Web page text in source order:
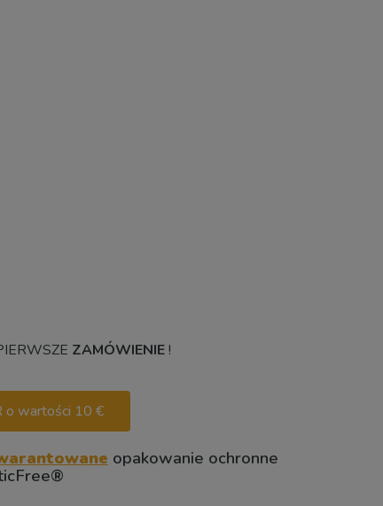
ZAMÓWIENIE!
o wartości 10 €
opakowanie ochronne